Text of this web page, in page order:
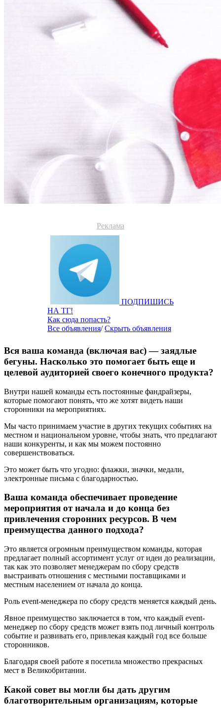
Реклама
ПОДПИШИСЬ
НА ТГ!
Как сюда попасть?
Все объявления/Скрыть объявления
Вся ваша команда (включая вас) — заядлые
бегуны. Насколько это помогает быть еще и
целевой аудиторией своего конечного продукта?
Внутри нашей команды есть постоянные фандрайзеры,
которые помогают понять, что же хотят видеть наши
сторонники на мероприятиях.
Мы часто принимаем участие в других текущих событиях на
местном и национальном уровне, чтобы знать, что предлагают
наши конкуренты, и как мы можем постоянно
совершенствоваться.
Это может быть что угодно: флажки, значки, медали,
электронные письма с благодарностью.
Ваша команда обеспечивает проведение
мероприятия от начала и до конца без
привлечения сторонних ресурсов. В чем
преимущества данного подхода?
Это является огромным преимуществом команды, которая
предлагает полный ассортимент услуг от идеи до реализации,
так как это позволяет менеджерам по сбору средств
выстраивать отношения с местными поставщиками и
местным населением от начала до конца.
Роль event-менеджера по сбору средств меняется каждый день.
Явное преимущество заключается в том, что каждый event-
менеджер по сбору средств может взять под личный контроль
событие и развивать его, привлекая каждый год все больше
сторонников.
Благодаря своей работе я посетила множество прекрасных
мест в Великобритании.
Какой совет вы могли бы дать другим
благотворительным организациям, которые